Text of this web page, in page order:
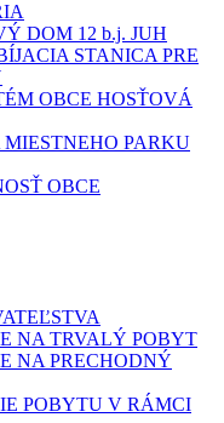
DOM 12 b.j. JUH
STANICA PRE
OBCE HOSŤOVÁ
PARKU
OBCE
NA TRVALÝ POBYT
NA PRECHODNÝ
POBYTU V RÁMCI